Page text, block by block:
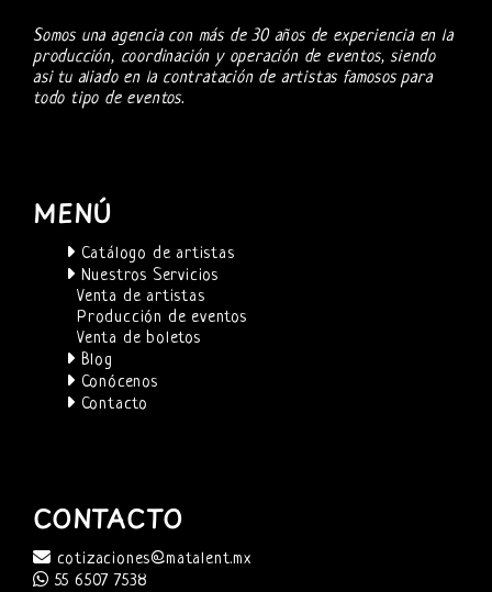
Somos una agencia con más de 30 años de experiencia en la
producción, coordinación y operación de eventos, siendo
asi tu aliado en la contratación de artistas famosos para
todo tipo de eventos.
MENÚ
Catálogo de artistas
Nuestros Servicios
Venta de artistas
Producción de eventos
Venta de boletos
Blog
Conócenos
Contacto
CONTACTO
cotizaciones@matalent.mx
55 6507 7538